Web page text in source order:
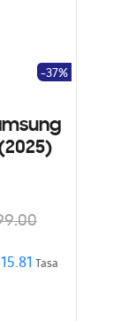
-37%
Tasa